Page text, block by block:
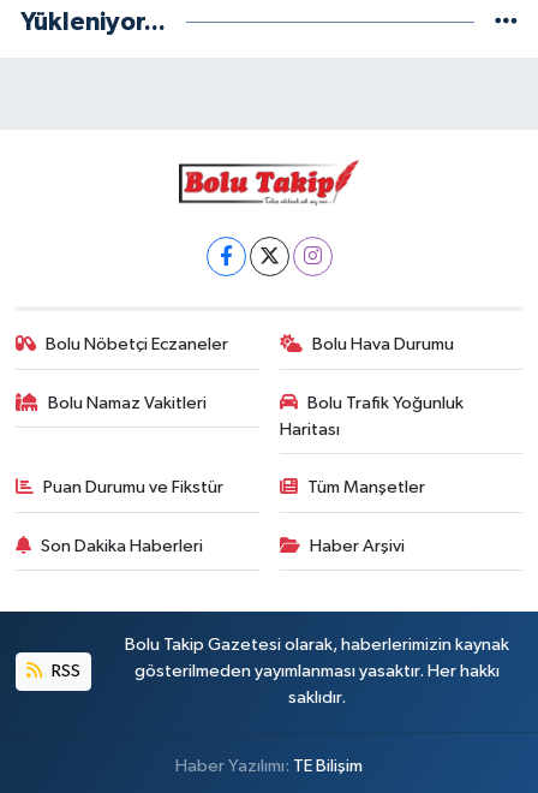
Yükleniyor...
Bolu Nöbetçi Eczaneler Bolu Hava Durumu
Bolu Namaz Vakitleri
Bolu Trafik Yoğunluk
Haritası
Puan Durumu ve Fikstür Tüm Manşetler
Son Dakika Haberleri Haber Arşivi
RSS
Bolu Takip Gazetesi olarak, haberlerimizin kaynak
gösterilmeden yayımlanması yasaktır. Her hakkı
saklıdır.
Haber Yazılımı: TE Bilişim